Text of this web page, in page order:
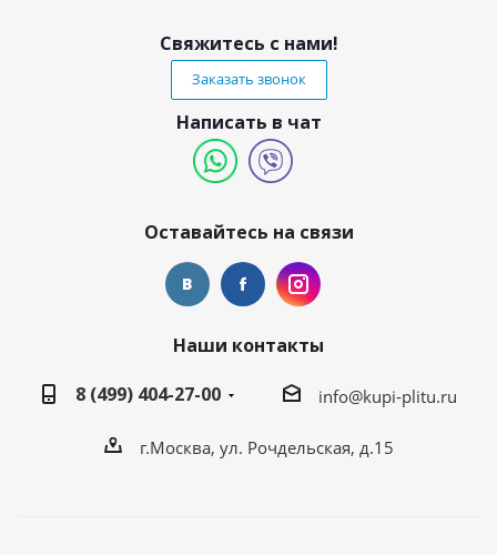
Свяжитесь с нами!
Заказать звонок
Написать в чат
Оставайтесь на связи
Наши контакты
8 (499) 404-27-00
info@kupi-plitu.ru
г.Москва, ул. Рочдельская, д.15